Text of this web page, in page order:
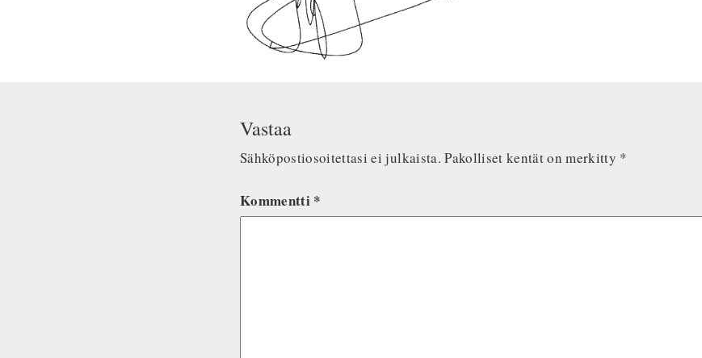
Vastaa
Sähköpostiosoitettasi ei julkaista. Pakolliset kentät on merkitty *
Kommentti *